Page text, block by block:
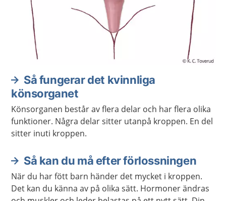
Så fungerar det kvinnliga
könsorganet
Könsorganen består av flera delar och har flera olika
funktioner. Några delar sitter utanpå kroppen. En del
sitter inuti kroppen.
Så kan du må efter förlossningen
När du har fött barn händer det mycket i kroppen.
Det kan du känna av på olika sätt. Hormoner ändras